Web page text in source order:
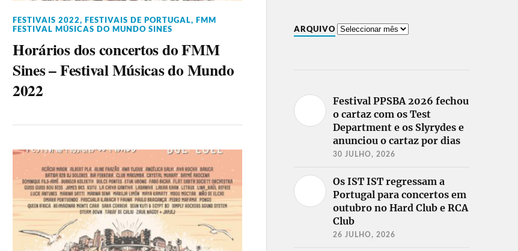
FESTIVAIS 2022, FESTIVAIS DE PORTUGAL, FMM
FESTIVAL MÚSICAS DO MUNDO SINES
Horários dos concertos do FMM
Sines – Festival Músicas do Mundo
2022
ARQUIVO
Festival PPSBA 2026 fechou
o cartaz com os Test
Department e os Slyrydes e
anunciou o cartaz por dias
30 JULHO, 2026
Os IST IST regressam a
Portugal para concertos em
outubro no Hard Club e RCA
Club
26 JULHO, 2026